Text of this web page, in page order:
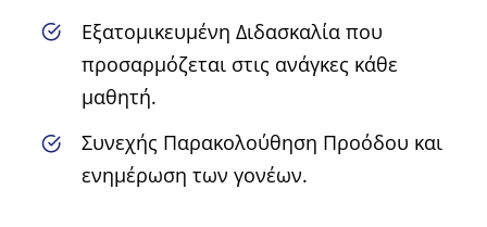
Εξατομικευμένη Διδασκαλία που
προσαρμόζεται στις ανάγκες κάθε
μαθητή.
Συνεχής Παρακολούθηση Προόδου και
ενημέρωση των γονέων.